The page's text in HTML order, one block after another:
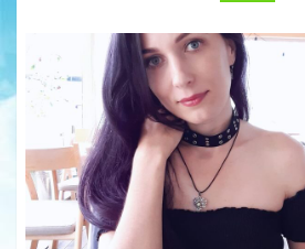
І
Є
Т
А
Д
З